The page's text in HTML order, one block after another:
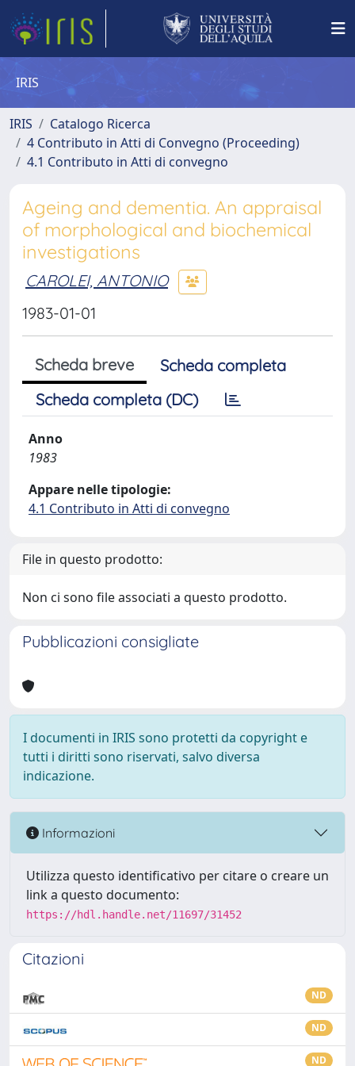
IRIS
IRIS
Catalogo Ricerca
4 Contributo in Atti di Convegno (Proceeding)
4.1 Contributo in Atti di convegno
Ageing and dementia. An appraisal
of morphological and biochemical
investigations
CAROLEI, ANTONIO
1983-01-01
Scheda breve
Scheda completa
Scheda completa (DC)
Anno
1983
Appare nelle tipologie:
4.1 Contributo in Atti di convegno
File in questo prodotto:
Non ci sono file associati a questo prodotto.
Pubblicazioni consigliate
I documenti in IRIS sono protetti da copyright e
tutti i diritti sono riservati, salvo diversa
indicazione.
Informazioni
Utilizza questo identificativo per citare o creare un
link a questo documento:
https://hdl.handle.net/11697/31452
Citazioni
ND
ND
ND